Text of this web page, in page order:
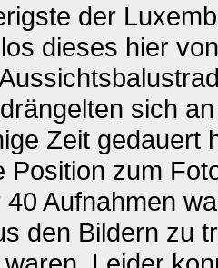
der
dieses hier
sich
Zeit gedauert
Position zum
40 Aufnahmen
den Bildern zu